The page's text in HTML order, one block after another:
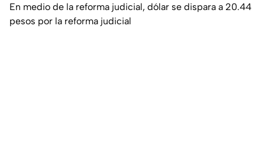
En medio de la reforma judicial, dólar se dispara a 20.44
pesos por la reforma judicial